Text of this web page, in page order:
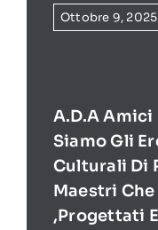
Ottobre 9, 2025
A.D.A
Siamo Gli
Culturali Di
Maestri
,progettati